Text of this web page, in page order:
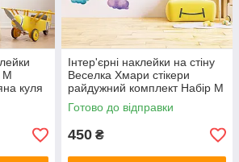
М
куля
Інтер'єрні наклейки на стіну
Веселка Хмари стікери
райдужний комплект Набір М
1000х500 мм матова
Готово до відправки
450 ₴